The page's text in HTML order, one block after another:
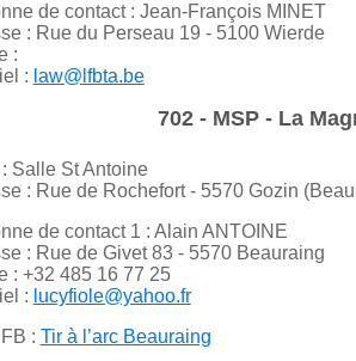
de contact : Jean-François MINET
: Rue du Perseau 19 - 5100 Wierde
:
: law@lfbta.be
702 - MSP - La
: Salle St Antoine
: Rue de Rochefort - 5570 Gozin
de contact 1 : Alain ANTOINE
: Rue de Givet 83 - 5570 Beauraing
: +32 485 16 77 25
: lucyfiole@yahoo.fr
: Tir à l’arc Beauraing